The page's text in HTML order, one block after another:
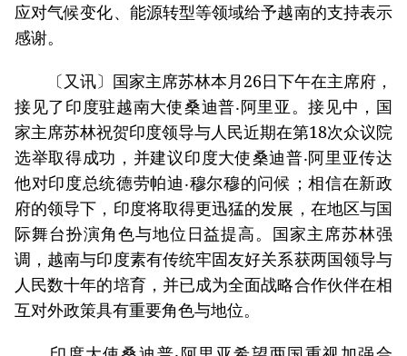
应对气候变化、能源转型等领域给予越南的支持表示
感谢。
〔又讯〕国家主席苏林本月26日下午在主席府，
接见了印度驻越南大使桑迪普‧阿里亚。接见中，国
家主席苏林祝贺印度领导与人民近期在第18次众议院
选举取得成功，并建议印度大使桑迪普‧阿里亚传达
他对印度总统德劳帕迪‧穆尔穆的问候；相信在新政
府的领导下，印度将取得更迅猛的发展，在地区与国
际舞台扮演角色与地位日益提高。国家主席苏林强
调，越南与印度素有传统牢固友好关系获两国领导与
人民数十年的培育，并已成为全面战略合作伙伴在相
互对外政策具有重要角色与地位。